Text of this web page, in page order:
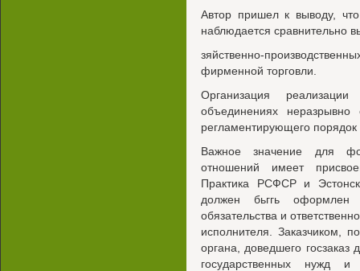
Автор пришел к выводу,
наблюдается сравнительно
зяйственно-
фирменной торговли.
Организация
объединениях неразрывно
регламентирующего порядок
Важное значение для
отношений имеет
Практика РСФСР и
должен бьггь оформлен
обязательства и
исполнителя. Заказчиком,
органа, доведшего
государственных нужд и